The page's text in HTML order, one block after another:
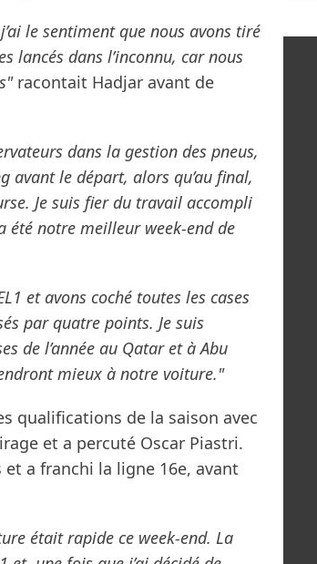
le sentiment que nous avons tiré
lancés dans l’inconnu, car nous
racontait Hadjar avant de
dans la gestion des pneus,
avant le départ, alors qu’au final,
Je suis fier du travail accompli
été notre meilleur week-end de
et avons coché toutes les cases
par quatre points. Je suis
de l’année au Qatar et à Abu
mieux à notre voiture."
qualifications de la saison avec
et a percuté Oscar Piastri.
a franchi la ligne 16e, avant
était rapide ce week-end. La